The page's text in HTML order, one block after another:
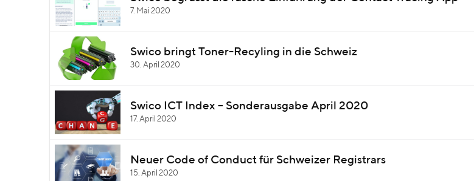
7. Mai 2020
30. April 2020
Swico bringt Toner-Recyling in die Schweiz
17. April 2020
Swico ICT Index – Sonderausgabe April 2020
15. April 2020
Neuer Code of Conduct für Schweizer Registrars